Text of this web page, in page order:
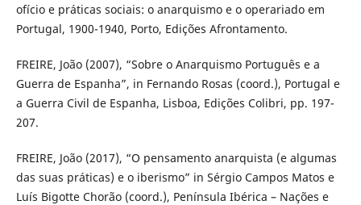
ofício e práticas sociais: o anarquismo e o operariado em
Portugal, 1900-1940, Porto, Edições Afrontamento.
FREIRE, João (2007), “Sobre o Anarquismo Português e a
Guerra de Espanha”, in Fernando Rosas (coord.), Portugal e
a Guerra Civil de Espanha, Lisboa, Edições Colibri, pp. 197-
207.
FREIRE, João (2017), “O pensamento anarquista (e algumas
das suas práticas) e o iberismo” in Sérgio Campos Matos e
Luís Bigotte Chorão (coord.), Península Ibérica – Nações e